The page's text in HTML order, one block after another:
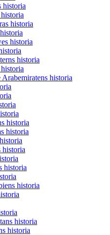
historia
historia
historia
historia
Arabemiratens historia
historia
historia
historia
historia
historia
historia
historia